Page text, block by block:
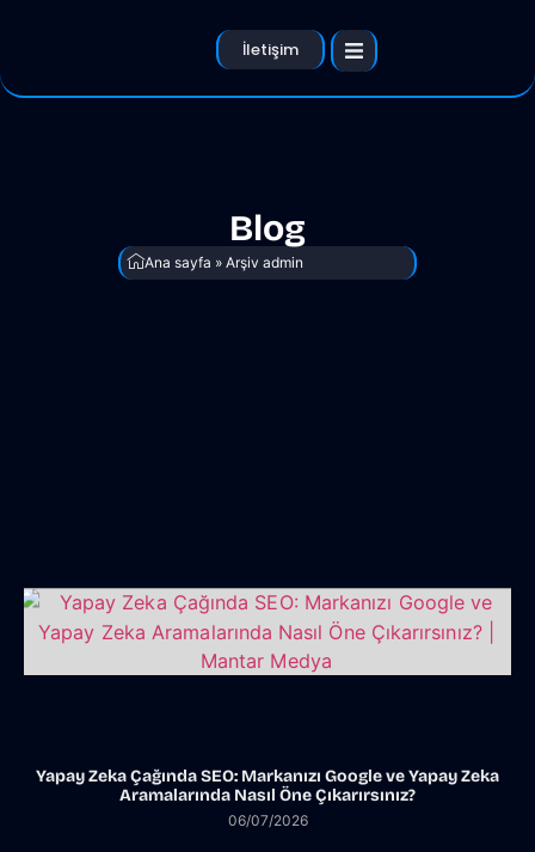
İletişim
Blog
Ana sayfa » Arşiv admin
Yapay Zeka Çağında SEO: Markanızı Google ve Yapay Zeka
Aramalarında Nasıl Öne Çıkarırsınız?
06/07/2026